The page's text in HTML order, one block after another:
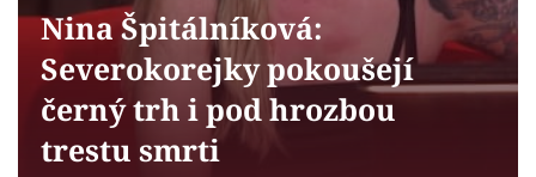
Sledujte prima+
Filmový festival Karlovy Vary
Nina Špitálníková:
Severokorejky pokoušejí
černý trh i pod hrozbou
trestu smrti